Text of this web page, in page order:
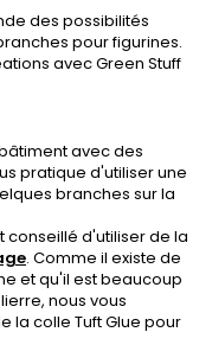
des possibilités
pour figurines.
avec Green Stuff
avec des
pratique d'utiliser une
branches sur la
conseillé d'utiliser de la
. Comme il existe de
et qu'il est beaucoup
nous vous
la colle Tuft Glue pour